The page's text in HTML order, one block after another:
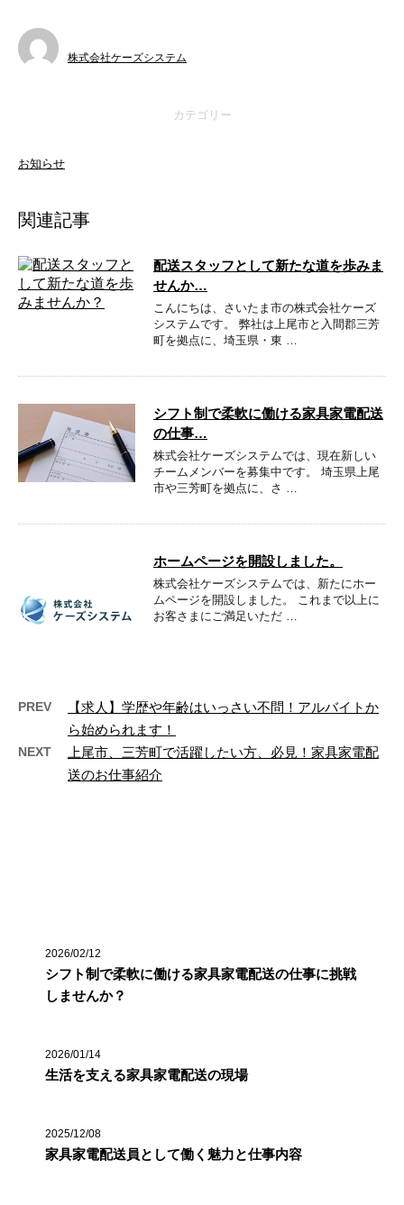
株式会社ケーズシステム
カテゴリー
お知らせ
関連記事
配送スタッフとして新たな道を歩みま
せんか…
こんにちは、さいたま市の株式会社ケーズ
システムです。 弊社は上尾市と入間郡三芳
町を拠点に、埼玉県・東 …
シフト制で柔軟に働ける家具家電配送
の仕事…
株式会社ケーズシステムでは、現在新しい
チームメンバーを募集中です。 埼玉県上尾
市や三芳町を拠点に、さ …
ホームページを開設しました。
株式会社ケーズシステムでは、新たにホー
ムページを開設しました。 これまで以上に
お客さまにご満足いただ …
PREV
【求人】学歴や年齢はいっさい不問！アルバイトか
ら始められます！
NEXT
上尾市、三芳町で活躍したい方、必見！家具家電配
送のお仕事紹介
2026/02/12
シフト制で柔軟に働ける家具家電配送の仕事に挑戦
しませんか？
2026/01/14
生活を支える家具家電配送の現場
2025/12/08
家具家電配送員として働く魅力と仕事内容